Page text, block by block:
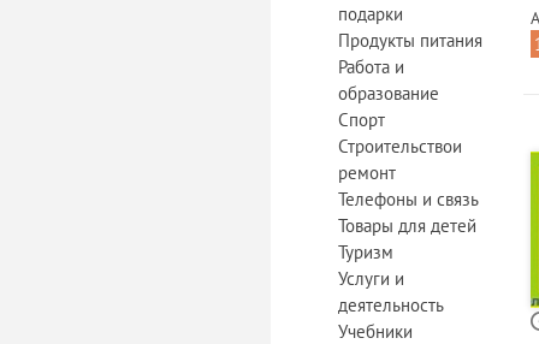
подарки
Продукты питания
Работа и
образование
Спорт
Строительствои
ремонт
Телефоны и связь
Товары для детей
Туризм
Услуги и
деятельность
Учебники